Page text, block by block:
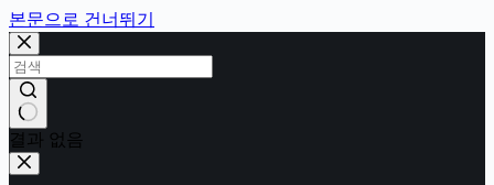
본문으로 건너뛰기
결과 없음